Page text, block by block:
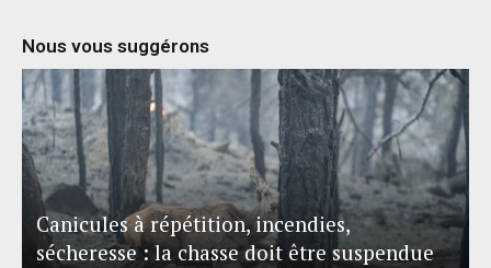
Nous vous suggérons
Canicules à répétition, incendies,
sécheresse : la chasse doit être suspendue